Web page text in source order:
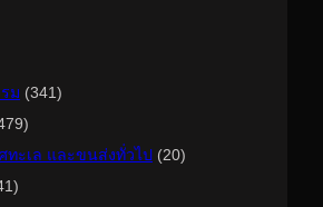
ม (341)
ทะเล และขนส่งทั่วไป (20)